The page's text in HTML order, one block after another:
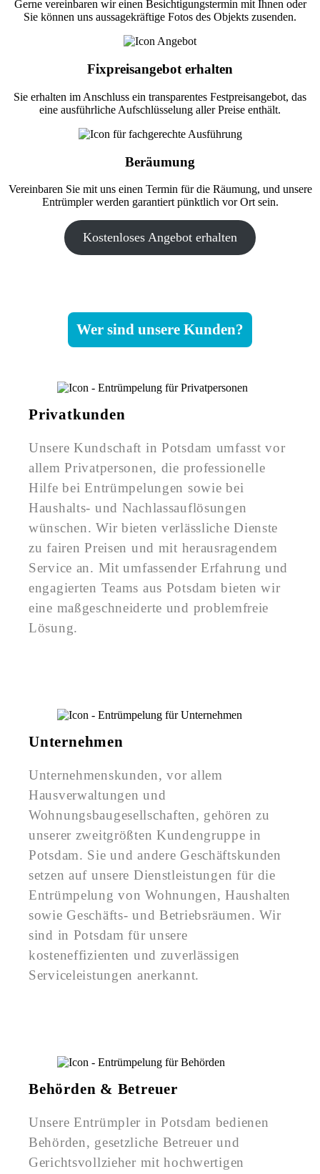
Gerne vereinbaren wir einen Besichtigungstermin mit Ihnen oder
Sie können uns aussagekräftige Fotos des Objekts zusenden.
Fixpreisangebot erhalten
Sie erhalten im Anschluss ein transparentes Festpreisangebot, das
eine ausführliche Aufschlüsselung aller Preise enthält.
Beräumung
Vereinbaren Sie mit uns einen Termin für die Räumung, und unsere
Entrümpler werden garantiert pünktlich vor Ort sein.
Kostenloses Angebot erhalten
Wer sind unsere Kunden?
Privatkunden
Unsere Kundschaft in Potsdam umfasst vor
allem Privatpersonen, die professionelle
Hilfe bei Entrümpelungen sowie bei
Haushalts- und Nachlassauflösungen
wünschen. Wir bieten verlässliche Dienste
zu fairen Preisen und mit herausragendem
Service an. Mit umfassender Erfahrung und
engagierten Teams aus Potsdam bieten wir
eine maßgeschneiderte und problemfreie
Lösung.
Unternehmen
Unternehmenskunden, vor allem
Hausverwaltungen und
Wohnungsbaugesellschaften, gehören zu
unserer zweitgrößten Kundengruppe in
Potsdam. Sie und andere Geschäftskunden
setzen auf unsere Dienstleistungen für die
Entrümpelung von Wohnungen, Haushalten
sowie Geschäfts- und Betriebsräumen. Wir
sind in Potsdam für unsere
kosteneffizienten und zuverlässigen
Serviceleistungen anerkannt.
Behörden & Betreuer
Unsere Entrümpler in Potsdam bedienen
Behörden, gesetzliche Betreuer und
Gerichtsvollzieher mit hochwertigen